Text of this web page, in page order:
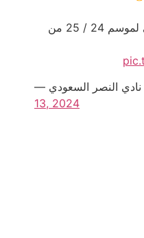
الثاني لموسم 24 / 25 من
13, 2024